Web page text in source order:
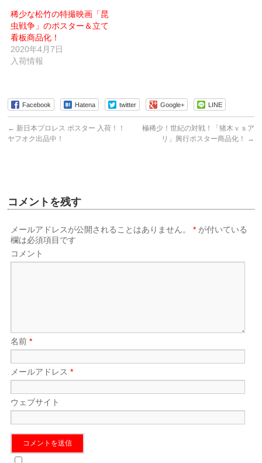
ウ
ィ
ン
ド
ウ
で
開
き
ま
き
ま
す)
稀少な松竹の特撮映画「昆
虫戦争」のポスター＆立て
看板商品化！
2020年4月7日
入荷情報
Facebook Hatena twitter Google+ LINE
← 新日本プロレス ポスター 入荷！！
ヤフオク出品中！
極稀少！世紀の対戦！「猪木ｖｓア
リ」興行ポスター商品化！
→
コメントを残す
メールアドレスが公開されることはありません。 * が付いている
欄は必須項目です
コメント
名前*
メールアドレス*
ウェブサイト